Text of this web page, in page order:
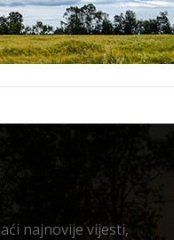
najnovije vijesti,